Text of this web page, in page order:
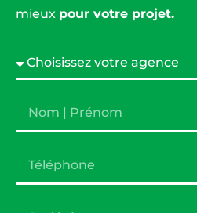
mieux pour votre projet.